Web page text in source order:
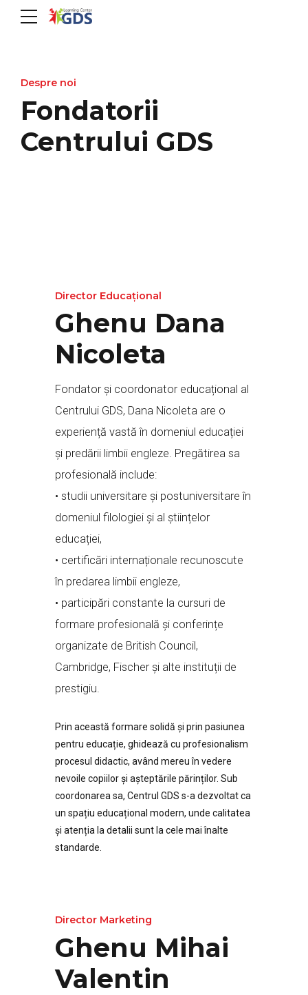
Despre noi
Fondatorii
Centrului GDS
Director Educațional
Ghenu Dana
Nicoleta
Fondator și coordonator educațional al
Centrului GDS, Dana Nicoleta are o
experiență vastă în domeniul educației
și predării limbii engleze. Pregătirea sa
profesională include:
• studii universitare și postuniversitare în
domeniul filologiei și al științelor
educației,
• certificări internaționale recunoscute
în predarea limbii engleze,
• participări constante la cursuri de
formare profesională și conferințe
organizate de British Council,
Cambridge, Fischer și alte instituții de
prestigiu.
Prin această formare solidă și prin pasiunea
pentru educație, ghidează cu profesionalism
procesul didactic, având mereu în vedere
nevoile copiilor și așteptările părinților. Sub
coordonarea sa, Centrul GDS s-a dezvoltat ca
un spațiu educațional modern, unde calitatea
și atenția la detalii sunt la cele mai înalte
standarde.
Director Marketing
Ghenu Mihai
Valentin